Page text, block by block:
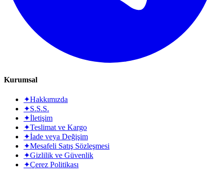
Kurumsal
✦Hakkımızda
✦S.S.S.
✦İletişim
✦Teslimat ve Kargo
✦İade veya Değişim
✦Mesafeli Satış Sözleşmesi
✦Gizlilik ve Güvenlik
✦Çerez Politikası